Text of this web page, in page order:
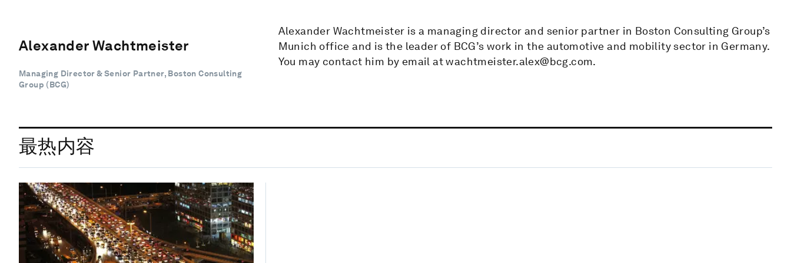
Alexander Wachtmeister
Managing Director & Senior Partner, Boston Consulting
Group (BCG)
Alexander Wachtmeister is a managing director and senior partner in Boston Consulting Group’s
Munich office and is the leader of BCG’s work in the automotive and mobility sector in Germany.
You may contact him by email at wachtmeister.alex@bcg.com.
最热内容